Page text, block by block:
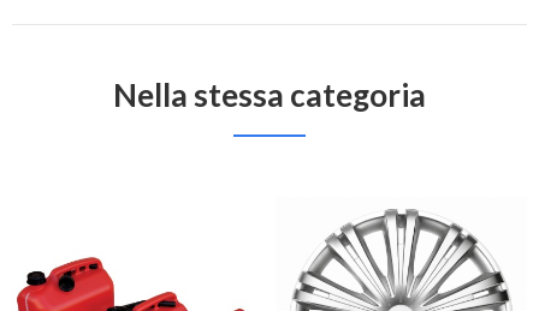
Nella stessa categoria